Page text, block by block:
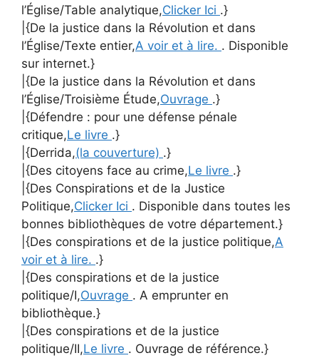
l’Église/Table analytique,Clicker Ici .}
|{De la justice dans la Révolution et dans
l’Église/Texte entier,A voir et à lire. . Disponible
sur internet.}
|{De la justice dans la Révolution et dans
l’Église/Troisième Étude,Ouvrage .}
|{Défendre : pour une défense pénale
critique,Le livre .}
|{Derrida,(la couverture) .}
|{Des citoyens face au crime,Le livre .}
|{Des Conspirations et de la Justice
Politique,Clicker Ici . Disponible dans toutes les
bonnes bibliothèques de votre département.}
|{Des conspirations et de la justice politique,A
voir et à lire. .}
|{Des conspirations et de la justice
politique/I,Ouvrage . A emprunter en
bibliothèque.}
|{Des conspirations et de la justice
politique/II,Le livre . Ouvrage de référence.}